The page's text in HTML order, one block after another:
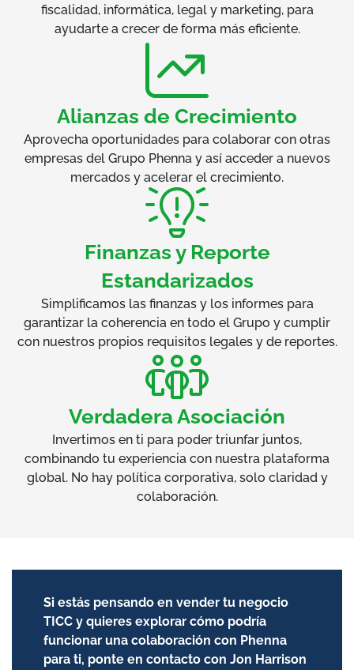
fiscalidad, informática, legal y marketing, para
ayudarte a crecer de forma más eficiente.
Alianzas de Crecimiento
Aprovecha oportunidades para colaborar con otras
empresas del Grupo Phenna y así acceder a nuevos
mercados y acelerar el crecimiento.
Finanzas y Reporte
Estandarizados
Simplificamos las finanzas y los informes para
garantizar la coherencia en todo el Grupo y cumplir
con nuestros propios requisitos legales y de reportes.
Verdadera Asociación
Invertimos en ti para poder triunfar juntos,
combinando tu experiencia con nuestra plataforma
global. No hay política corporativa, solo claridad y
colaboración.
Si estás pensando en vender tu negocio
TICC y quieres explorar cómo podría
funcionar una colaboración con Phenna
para ti, ponte en contacto con Jon Harrison